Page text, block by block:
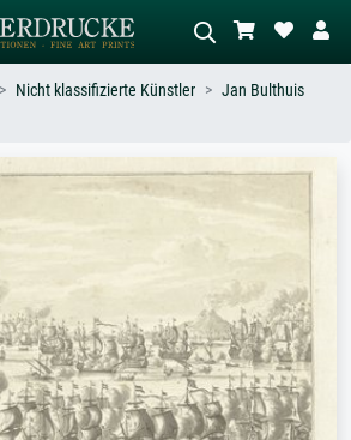
Werktiteln
Beschreiben Sie die Szene – z.B. Grüne
Wiese, Abstrakt mit viel Rot, Dunkles
Nicht klassifizierte Künstler
Jan Bulthuis